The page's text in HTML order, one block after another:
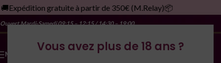
Vous avez plus de 18 ans ?
gratuite à partir de 350€ (M.Relay)📦
Ouvert Mardi-Samedi09:15 – 12:15 / 14:30 – 19:00
MENU